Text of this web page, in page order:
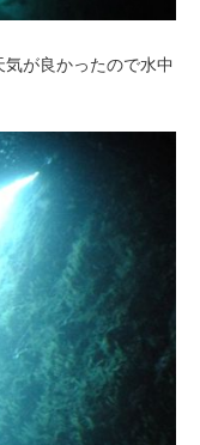
が良かったので水中